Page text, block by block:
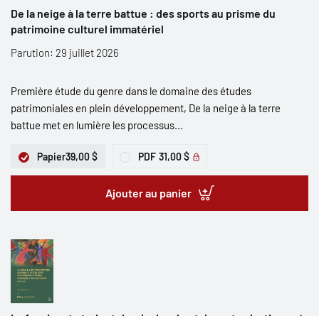
De la neige à la terre battue : des sports au prisme du
patrimoine culturel immatériel
Parution: 29 juillet 2026
Première étude du genre dans le domaine des études
patrimoniales en plein développement, De la neige à la terre
battue met en lumière les processus...
Papier39,00 $ PDF 31,00 $
Ajouter au panier